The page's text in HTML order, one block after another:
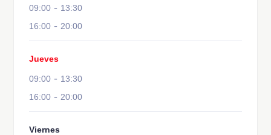
09:00 - 13:30
16:00 -20:00
Jueves
09:00 - 13:30
16:00 -20:00
Viernes